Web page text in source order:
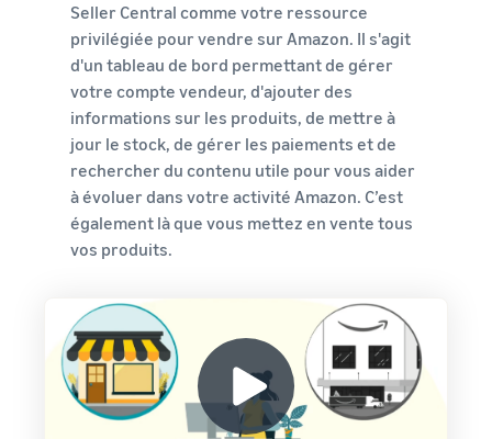
Seller Central comme votre ressource
privilégiée pour vendre sur Amazon. Il s'agit
d'un tableau de bord permettant de gérer
votre compte vendeur, d'ajouter des
informations sur les produits, de mettre à
jour le stock, de gérer les paiements et de
rechercher du contenu utile pour vous aider
à évoluer dans votre activité Amazon. C’est
également là que vous mettez en vente tous
vos produits.